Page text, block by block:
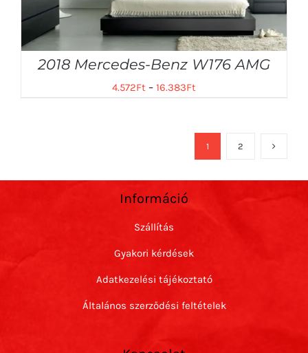
2018 Mercedes-Benz W176 AMG
4.572Ft – 16.383Ft
1 2
Információ
Szállítás
Gyakori kérdések
Adatkezelési tájékoztató
Általános szerződési feltételek